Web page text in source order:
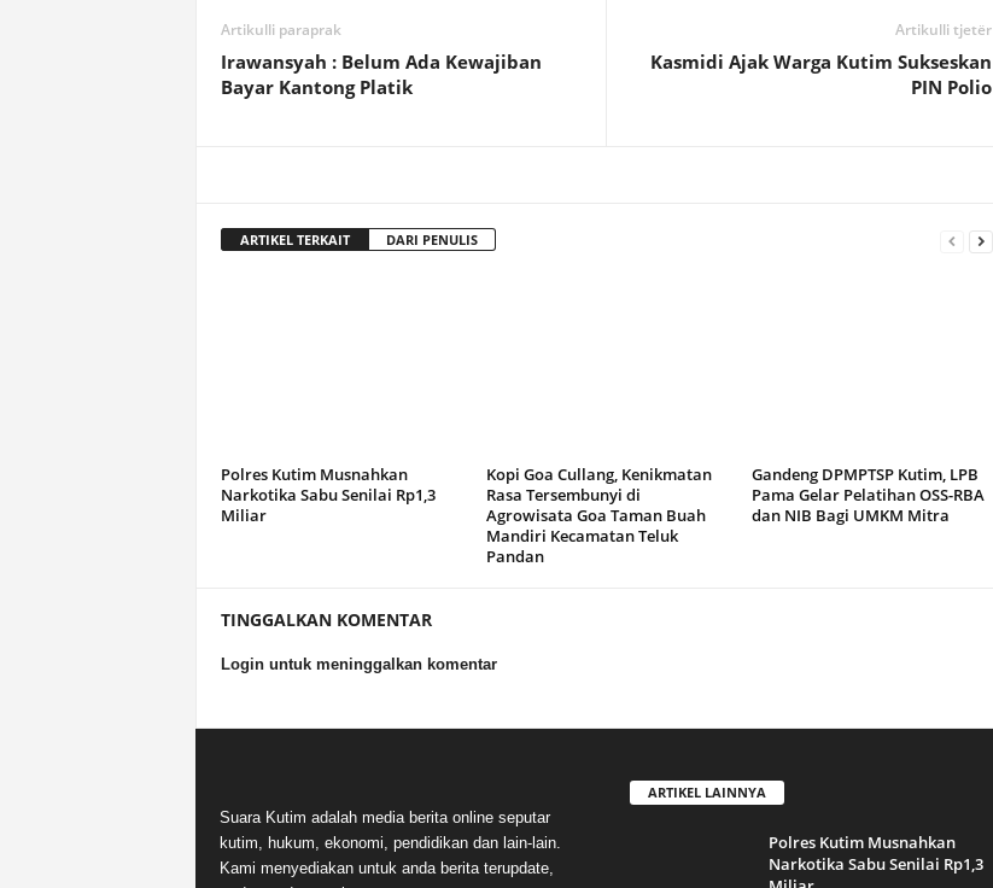
Artikulli paraprak
Irawansyah : Belum Ada Kewajiban
Bayar Kantong Platik
Artikulli tjetër
Kasmidi Ajak Warga Kutim Sukseskan
PIN Polio
ARTIKEL TERKAIT DARI PENULIS
Polres Kutim Musnahkan
Narkotika Sabu Senilai Rp1,3
Miliar
Kopi Goa Cullang, Kenikmatan
Rasa Tersembunyi di
Agrowisata Goa Taman Buah
Mandiri Kecamatan Teluk
Pandan
Gandeng DPMPTSP Kutim, LPB
Pama Gelar Pelatihan OSS-RBA
dan NIB Bagi UMKM Mitra
TINGGALKAN KOMENTAR
Login untuk meninggalkan komentar
Suara Kutim adalah media berita online seputar
kutim, hukum, ekonomi, pendidikan dan lain-lain.
Kami menyediakan untuk anda berita terupdate,
ARTIKEL LAINNYA
Polres Kutim Musnahkan
Narkotika Sabu Senilai Rp1,3